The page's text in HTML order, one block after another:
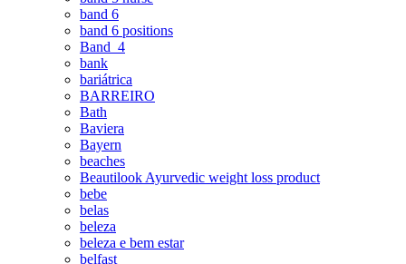
band 6
band 6 positions
Band_4
bank
bariátrica
BARREIRO
Bath
Baviera
Bayern
beaches
Beautilook Ayurvedic weight loss product
bebe
belas
beleza
beleza e bem estar
belfast